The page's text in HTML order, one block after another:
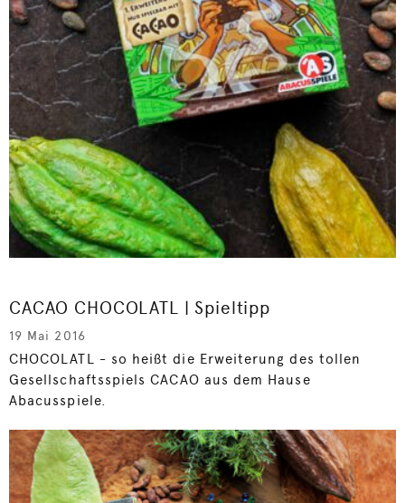
CACAO CHOCOLATL | Spieltipp
19 Mai 2016
CHOCOLATL - so heißt die Erweiterung des tollen
Gesellschaftsspiels CACAO aus dem Hause
Abacusspiele.